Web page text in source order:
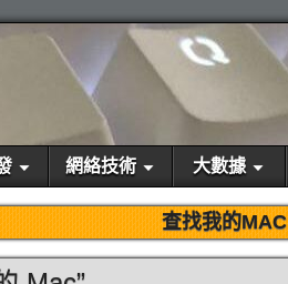
網絡技術 大數據
查找我的MAC